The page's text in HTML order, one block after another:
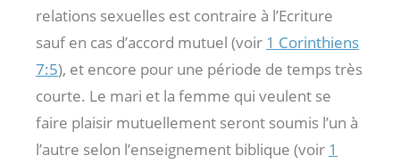
relations sexuelles est contraire à l’Ecriture
sauf en cas d’accord mutuel (voir 1 Corinthiens
7:5), et encore pour une période de temps très
courte. Le mari et la femme qui veulent se
faire plaisir mutuellement seront soumis l’un à
l’autre selon l’enseignement biblique (voir 1